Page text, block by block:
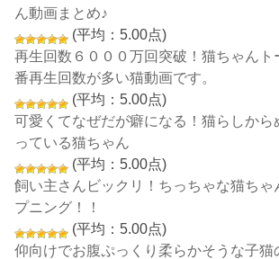
ん動画まとめ♪
(平均：5.00点)
再生回数６０００万回突破！猫ちゃんト
番再生回数が多い猫動画です。
(平均：5.00点)
可愛くてなぜだが癖になる！猫らしから
っている猫ちゃん
(平均：5.00点)
飼い主さんビックリ！ちっちゃな猫ちゃ
プニング！！
(平均：5.00点)
仰向けでお腹ぷっくり柔らかそうな子猫